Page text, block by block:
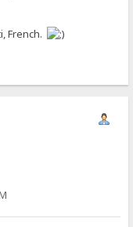
French.